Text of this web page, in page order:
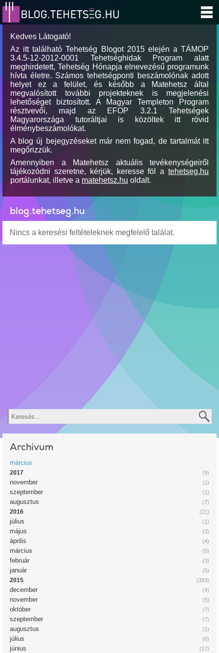
Kedves Látogató!
Az itt található Tehetség Blogot 2015 elején a TÁMOP
3.4.5-12-2012-0001 Tehetséghidak Program alatt
meghirdetett, Tehetség Hónapja elnevezésű programunk
hívta életre. Számos tehetségponti beszámolónak adott
helyet ez a felület, és később a Matehetsz által
megvalósított további projekteknek is megjelenési
lehetőséget biztosított. A Magyar Templeton Program
résztvevői, majd az EFOP 3.2.1 Tehetségek
Magyarországa tutoráltjai is közöltek itt rövid
élménybeszámolókat.
A blog új bejegyzéseket már nem fogad, de tartalmát itt
megőrizzük.
Amennyiben a Matehetsz aktuális tevékenységeiről
tájékozódni szeretne, kérjük, keresse föl a tehetseg.hu
portálunkat, illetve a matehetsz.hu oldalt.
blog.tehetseg.hu
Nincs a keresési feltételeknek megfelelő találat.
Keresés
Archívum
március
(9)
2017
(1)
november
(1)
szeptember
(7)
augusztus
(21)
2016
(1)
július
(3)
május
(4)
április
(5)
március
(3)
február
(5)
január
(393)
2015
(4)
december
(5)
november
(7)
október
(7)
szeptember
(1)
augusztus
(6)
július
(17)
június